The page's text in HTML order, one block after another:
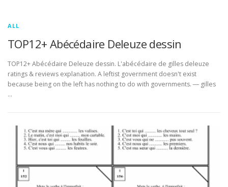
ALL
TOP12+ Abécédaire Deleuze dessin
TOP12+ Abécédaire Deleuze dessin. L'abécédaire de gilles deleuze
ratings & reviews explanation. A leftist government doesn't exist
because being on the left has nothing to do with governments. ― gilles
…